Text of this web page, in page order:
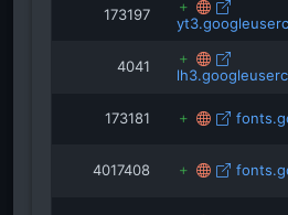
173197
4041
173181
4017408